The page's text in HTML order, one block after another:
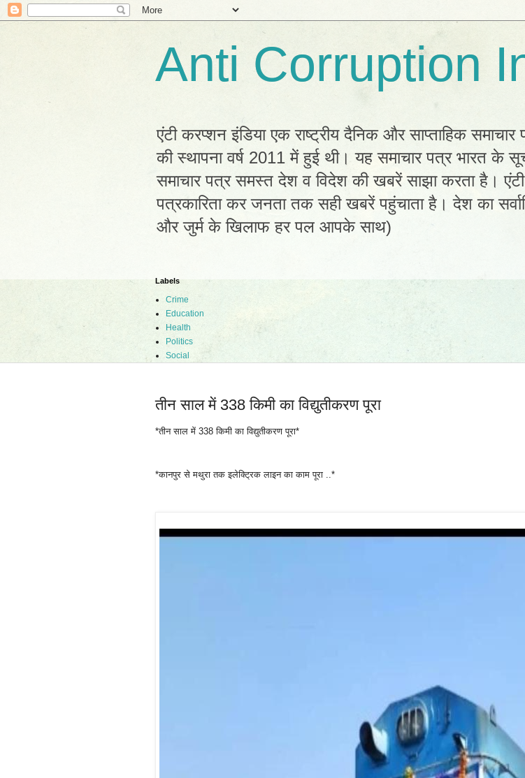
Anti Corruption
एंटी करप्शन इंडिया एक राष्ट्रीय दैनिक और साप्ताहिक
की स्थापना वर्ष 2011 में हुई थी। यह समाचार पत्र भारत के
समाचार पत्र समस्त देश व विदेश की खबरें साझा करता है। एंटी
पत्रकारिता कर जनता तक सही खबरें पहुंचाता है। देश का
और जुर्म के खिलाफ हर पल आपके साथ)
Labels
Crime
Education
Health
Politics
Social
तीन साल में 338 किमी का विद्युतीकरण पूरा
*तीन साल में 338 किमी का विद्युतीकरण पूरा*
*कानपुर से मथुरा तक इलेक्ट्रिक लाइन का काम पूरा ..*